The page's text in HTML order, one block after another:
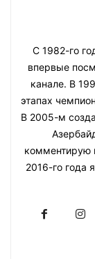
С 1982-го
впервые
канале. В
этапах
В 2005-м
комментирую
2016-го года